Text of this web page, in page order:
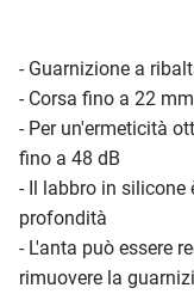
- Guarnizione a
- Corsa fino a 22 mm
- Per un'ermeticità
fino a 48 dB
- Il labbro in silicone
profondità
- L'anta può essere
rimuovere la